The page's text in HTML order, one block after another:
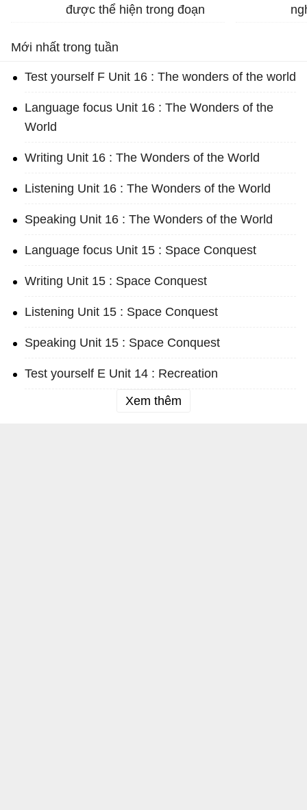
được thể hiện trong đoạn
nga… đi về mặc ai”.
Mới nhất trong tuần
Test yourself F Unit 16 : The wonders of the world
Language focus Unit 16 : The Wonders of the
World
Writing Unit 16 : The Wonders of the World
Listening Unit 16 : The Wonders of the World
Speaking Unit 16 : The Wonders of the World
Language focus Unit 15 : Space Conquest
Writing Unit 15 : Space Conquest
Listening Unit 15 : Space Conquest
Speaking Unit 15 : Space Conquest
Test yourself E Unit 14 : Recreation
Xem thêm